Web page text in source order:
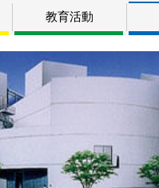
教育活動